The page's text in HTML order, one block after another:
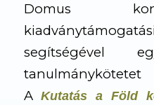
Domus
segítségével
AKutatás a Föld